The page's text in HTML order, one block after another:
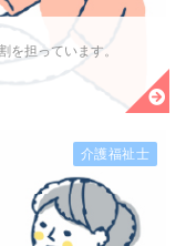
を担っています。
介護福祉士